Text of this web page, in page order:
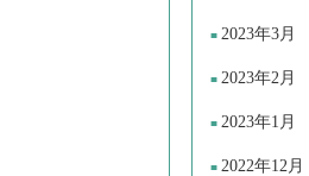
2023年3月
2023年2月
2023年1月
2022年12月